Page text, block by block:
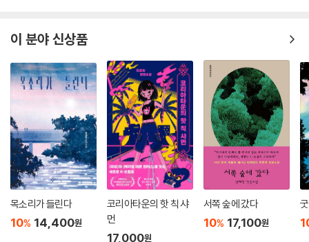
로 응시했다. 강백창은 마치 흥미로운 놀잇감을 발견한 듯 낄낄 웃었다.
돌아올 것이오. 그리고 그때는 단순히 말만으로 끝나지 않을 것이오.”
--- p.164
“사람은 한곳에 머무르지 않나요?”
석리는 그녀를 흘긋 바라보았다. 숙현의 눈동자는 깊고도 맑았다.
“사람이 사람인 건 철새와 달리 마음이 있기 때문인데, 그 마음 또한 본디
한곳에 머무르지 않는 속성을 지닌 듯합니다.”
숙현은 고개를 숙이고는 혼잣말처럼 나직이 내뱉었다.
“내내 한곳에 머무르는 마음이란 없을까요?”
“일체의 다른 마음을 버리면 가능하겠지만 비워버린 마음 그릇에는 또 다
른 마음이 들어차겠지요.”
이 분야 신상품
목소리가 들린다
10% 14,400원
코리아타운의 핫 칙 샤
먼
17,000원
서쪽 숲에 갔다
10% 17,100원